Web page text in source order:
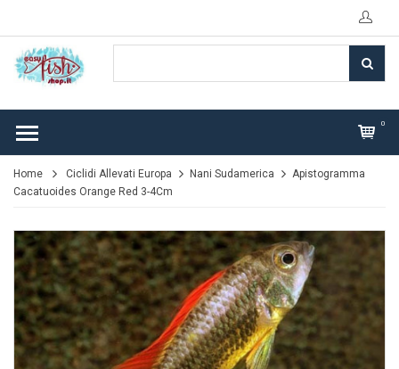
0
Home Ciclidi Allevati Europa Nani Sudamerica
Apistogramma
Cacatuoides Orange Red 3-4Cm